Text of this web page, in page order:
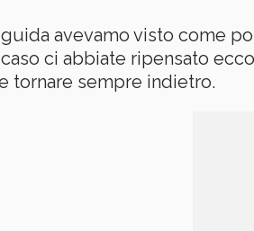
avevamo visto come
ci abbiate ripensato
tornare sempre indietro.